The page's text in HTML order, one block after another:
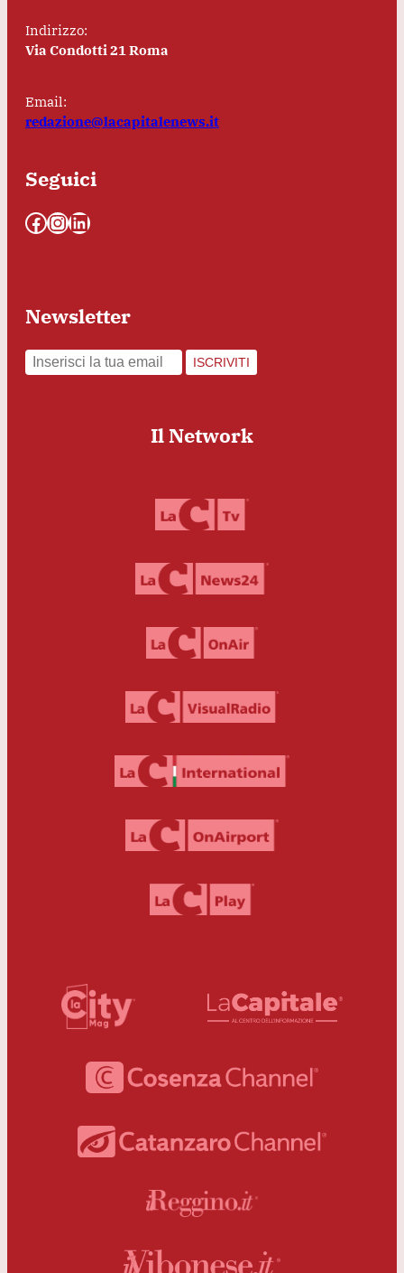
Indirizzo:
Via Condotti 21 Roma
Email:
redazione@lacapitalenews.it
Seguici
Facebook InstagramLinkedIn
Newsletter
ISCRIVITI
Il Network